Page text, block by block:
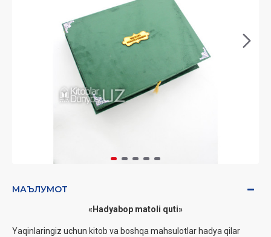
МАЪЛУМОТ
«Hadyabop matoli quti»
Yaqinlaringiz uchun kitob va boshqa mahsulotlar hadya qilar